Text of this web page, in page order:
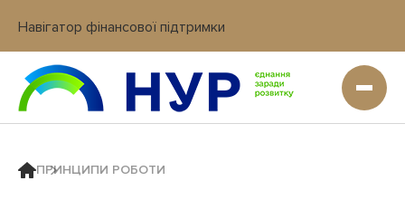
Навігатор фінансової підтримки
Вхід в кабінет IT платформи
ПРИНЦИПИ РОБОТИ